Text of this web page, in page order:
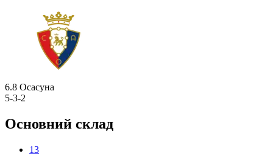
6.8 Осасуна
5-3-2
Основний склад
13